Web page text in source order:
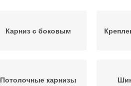
Карниз с боковым
Потолочные карнизы